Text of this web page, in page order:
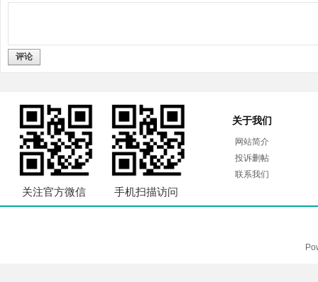
评论
关注官方微信 手机扫描访问
关于我们
网站简介
投诉删帖
联系我们